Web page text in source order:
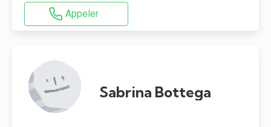
Appeler
Sabrina Bottega